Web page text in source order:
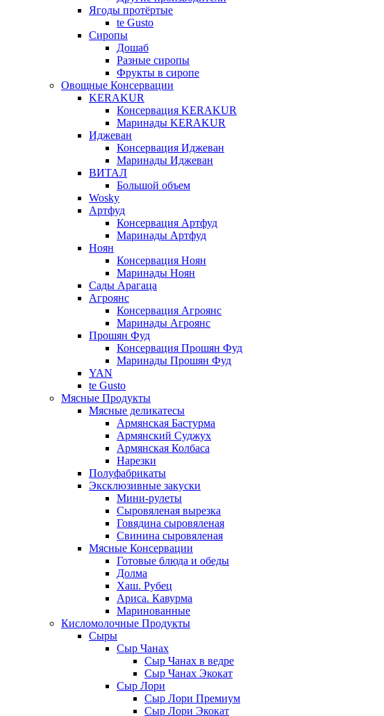
Ягоды протёртые
te Gusto
Сиропы
Дошаб
Разные сиропы
Фрукты в сиропе
Овощные Консервации
KERAKUR
Консервация KERAKUR
Маринады KERAKUR
Иджеван
Консервация Иджеван
Маринады Иджеван
ВИТАЛ
Большой объем
Wosky
Артфуд
Консервация Артфуд
Маринады Артфуд
Ноян
Консервация Ноян
Маринады Ноян
Сады Арагаца
Агроянс
Консервация Агроянс
Маринады Агроянс
Прошян Фуд
Консервация Прошян Фуд
Маринады Прошян Фуд
YAN
te Gusto
Мясные Продукты
Мясные деликатесы
Армянская Бастурма
Армянский Суджух
Армянская Колбаса
Нарезки
Полуфабрикаты
Эксклюзивные закуски
Мини-рулеты
Сыровяленая вырезка
Говядина сыровяленая
Свинина сыровяленая
Мясные Консервации
Готовые блюда и обеды
Долма
Хаш. Рубец
Ариса. Кавурма
Маринованные
Кисломолочные Продукты
Сыры
Сыр Чанах
Сыр Чанах в ведре
Сыр Чанах Экокат
Сыр Лори
Сыр Лори Премиум
Сыр Лори Экокат